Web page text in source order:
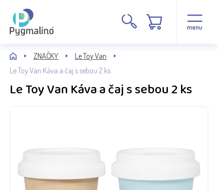
menu
ZNAČKY
Le Toy Van
Le Toy Van Káva a čaj s sebou 2 ks
Le Toy Van Káva a čaj s sebou 2 ks